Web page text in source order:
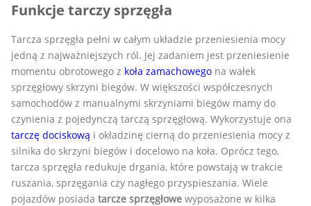
Funkcje tarczy sprzęgła
Tarcza sprzęgła pełni w całym układzie przeniesienia mocy
jedną z najważniejszych ról. Jej zadaniem jest przeniesienie
momentu obrotowego z koła zamachowego na wałek
sprzęgłowy skrzyni biegów. W większości współczesnych
samochodów z manualnymi skrzyniami biegów mamy do
czynienia z pojedynczą tarczą sprzęgłową. Wykorzystuje ona
tarczę dociskową i okładzinę cierną do przeniesienia mocy z
silnika do skrzyni biegów i docelowo na koła. Oprócz tego,
tarcza sprzęgła redukuje drgania, które powstają w trakcie
ruszania, sprzęgania czy nagłego przyspieszania. Wiele
pojazdów posiada tarcze sprzęgłowe wyposażone w kilka